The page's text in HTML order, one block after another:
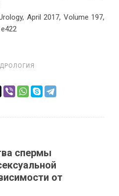
April 2017, Volume 197,
спермы
от